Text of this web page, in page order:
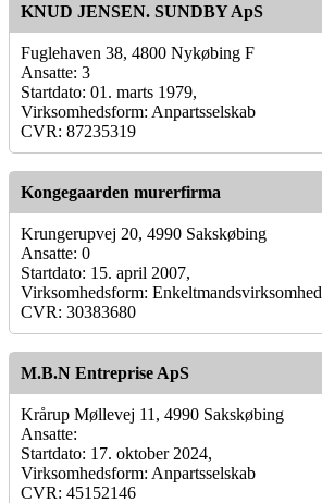
KNUD JENSEN. SUNDBY ApS
Fuglehaven 38, 4800 Nykøbing F
Ansatte: 3
Startdato: 01. marts 1979,
Virksomhedsform: Anpartsselskab
CVR: 87235319
Kongegaarden murerfirma
Krungerupvej 20, 4990 Sakskøbing
Ansatte: 0
Startdato: 15. april 2007,
Virksomhedsform: Enkeltmandsvirksomhed
CVR: 30383680
M.B.N Entreprise ApS
Krårup Møllevej 11, 4990 Sakskøbing
Ansatte:
Startdato: 17. oktober 2024,
Virksomhedsform: Anpartsselskab
CVR: 45152146